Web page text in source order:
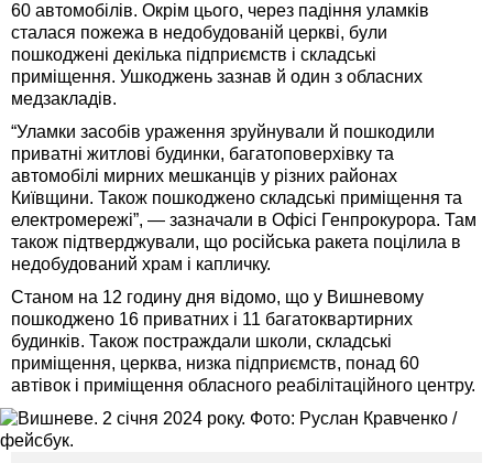
60 автомобілів. Окрім цього, через падіння уламків
сталася пожежа в недобудованій церкві, були
пошкоджені декілька підприємств і складські
приміщення. Ушкоджень зазнав й один з обласних
медзакладів.
“Уламки засобів ураження зруйнували й пошкодили
приватні житлові будинки, багатоповерхівку та
автомобілі мирних мешканців у різних районах
Київщини. Також пошкоджено складські приміщення та
електромережі”, — зазначали в Офісі Генпрокурора. Там
також підтверджували, що російська ракета поцілила в
недобудований храм і капличку.
Станом на 12 годину дня відомо, що у Вишневому
пошкоджено 16 приватних і 11 багатоквартирних
будинків. Також постраждали школи, складські
приміщення, церква, низка підприємств, понад 60
автівок і приміщення обласного реабілітаційного центру.